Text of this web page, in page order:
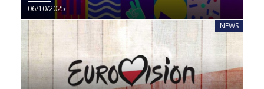
06/10/2025
NEWS